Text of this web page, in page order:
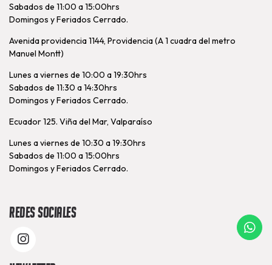
Sabados de 11:00 a 15:00hrs
Domingos y Feriados Cerrado.
Avenida providencia 1144, Providencia (A 1 cuadra del metro
Manuel Montt)
Lunes a viernes de 10:00 a 19:30hrs
Sabados de 11:30 a 14:30hrs
Domingos y Feriados Cerrado.
Ecuador 125. Viña del Mar, Valparaíso
Lunes a viernes de 10:30 a 19:30hrs
Sabados de 11:00 a 15:00hrs
Domingos y Feriados Cerrado.
Redes Sociales